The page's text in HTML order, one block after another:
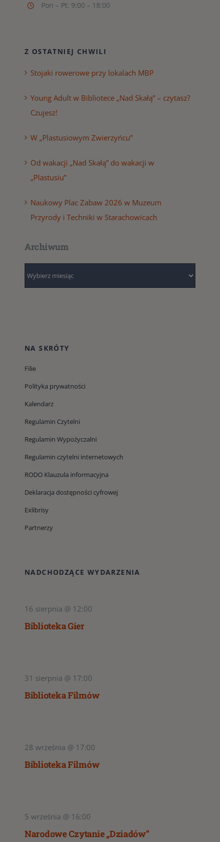
Pon – Pt: 9:00 – 18:00
Z OSTATNIEJ CHWILI
Stojaki rowerowe przy lokalach MBP
Young Adult w Bibliotece „Nad Skałą” – czytasz?
Czujesz!
W „Plastusiowym Zwierzyńcu”
Od wakacji „Nad Skałą” do wakacji w
„Plastusiu”
Naukowy Plac Zabaw 2026 w Muzeum
Przyrody i Techniki w Starachowicach
Archiwum
NA SKRÓTY
Filie
Polityka prywatności
Kalendarz
Regulamin Czytelni
Regulamin Wypożyczalni
Regulamin czytelni internetowych
RODO Klauzula informacyjna
Deklaracja dostępności cyfrowej
Exlibrisy
Partnerzy
NADCHODZĄCE WYDARZENIA
16 sierpnia @ 12:00
Biblioteka Gier
31 sierpnia @ 17:00
Biblioteka Filmów
28 września @ 17:00
Biblioteka Filmów
5 września @ 16:00
Narodowe Czytanie „Dziadów”